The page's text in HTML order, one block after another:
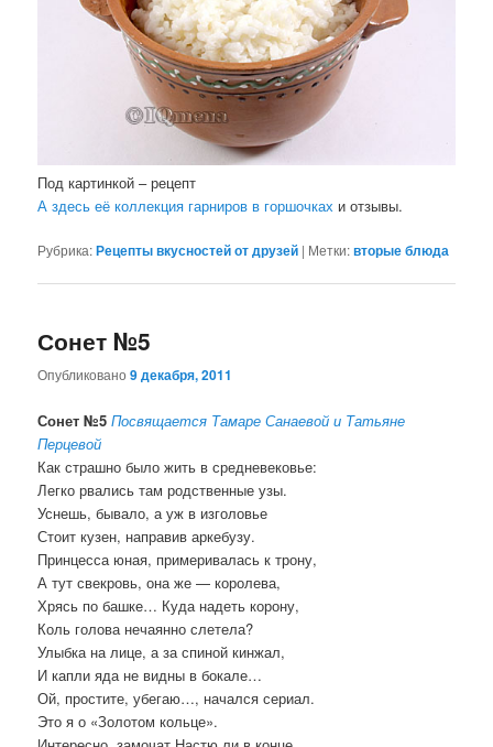
Под картинкой – рецепт
А здесь её коллекция гарниров в горшочках и отзывы.
Рубрика:Рецепты вкусностей от друзей | Метки:вторые блюда
Сонет №5
Опубликовано9 декабря, 2011
Сонет №5 Посвящается Тамаре Санаевой и Татьяне
Перцевой
Как страшно было жить в средневековье:
Легко рвались там родственные узы.
Уснешь, бывало, а уж в изголовье
Стоит кузен, направив аркебузу.
Принцесса юная, примеривалась к трону,
А тут свекровь, она же — королева,
Хрясь по башке… Куда надеть корону,
Коль голова нечаянно слетела?
Улыбка на лице, а за спиной кинжал,
И капли яда не видны в бокале…
Ой, простите, убегаю…, начался сериал.
Это я о «Золотом кольце».